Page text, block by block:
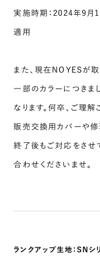
実施時期：2024年9月
適用
また、現在NOYESが取
一部のカラーにつきまし
なります。何卒、ご理解
販売交換用カバーや修
終了後もご対応をさせ
合わせくださいませ。
ランクアップ生地：SNシ